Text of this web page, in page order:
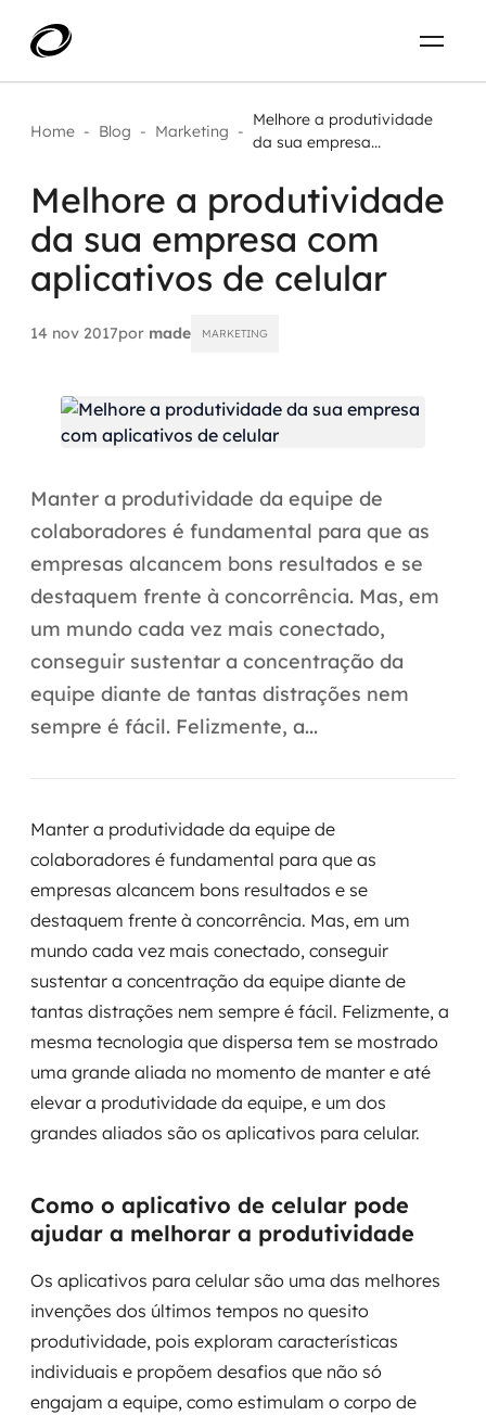
Aplicar IA com impacto real
AI / Machine Learning
IA Generativa
Aceleradores de IA
Automação inteligente
Integração de IA
RPA e hiperautomação
AI Day
Transformar dados em decisão
Data Analytics
Data Platforms
Business Intelligence
Data Lakes & Warehouses
Modernização de aplicações
Desenvolvimento web e mobile
Modernização tecnológica
Arquitetura de soluções
Migração para Cloud
Transformação digital
UX / UI design
Sustentar operações com eficiência
Projetos
Home - Blog - Marketing -
Melhore a produtividade
da sua empresa...
Melhore a produtividade
da sua empresa com
aplicativos de celular
14 nov 2017por made MARKETING
Manter a produtividade da equipe de
colaboradores é fundamental para que as
empresas alcancem bons resultados e se
destaquem frente à concorrência. Mas, em
um mundo cada vez mais conectado,
conseguir sustentar a concentração da
equipe diante de tantas distrações nem
sempre é fácil. Felizmente, a...
Manter a produtividade da equipe de
colaboradores é fundamental para que as
empresas alcancem bons resultados e se
destaquem frente à concorrência. Mas, em um
mundo cada vez mais conectado, conseguir
sustentar a concentração da equipe diante de
tantas distrações nem sempre é fácil. Felizmente, a
mesma tecnologia que dispersa tem se mostrado
uma grande aliada no momento de manter e até
elevar a produtividade da equipe, e um dos
grandes aliados são os aplicativos para celular.
Como o aplicativo de celular pode
ajudar a melhorar a produtividade
Os aplicativos para celular são uma das melhores
invenções dos últimos tempos no quesito
produtividade, pois exploram características
individuais e propõem desafios que não só
engajam a equipe, como estimulam o corpo de